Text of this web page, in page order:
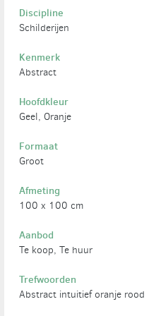
Discipline
Schilderijen
Kenmerk
Abstract
Hoofdkleur
Geel, Oranje
Formaat
Groot
Afmeting
100 x 100 cm
Aanbod
Te koop, Te huur
Trefwoorden
Abstract intuitief oranje rood